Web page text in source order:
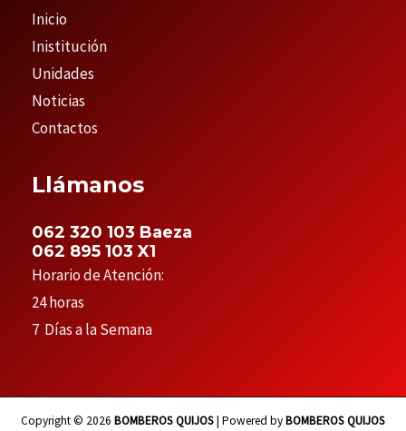
Inicio
Inistitución
Unidades
Noticias
Contactos
Llámanos
062 320 103 Baeza
062 895 103 X1
Horario de Atención:
24 horas
7 Días a la Semana
Copyright © 2026 BOMBEROS QUIJOS| Powered byBOMBEROS QUIJOS